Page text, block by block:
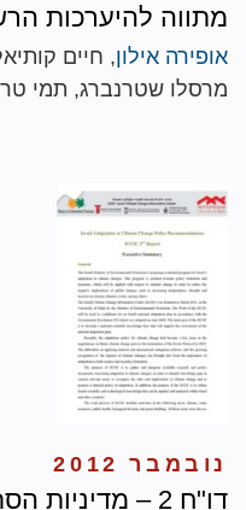
מתווה להיערכות
אופירה אילון, חיים
מרסלו שטרנברג, תמי
נובמבר 2012
דו"ח 2 –